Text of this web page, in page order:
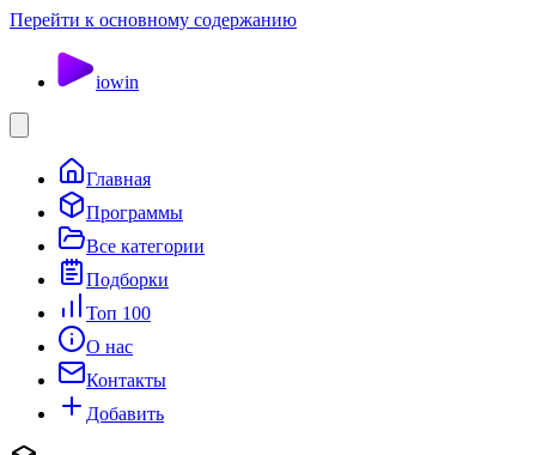
Перейти к основному содержанию
iowin
Главная
Программы
Все категории
Подборки
Топ 100
О нас
Контакты
Добавить